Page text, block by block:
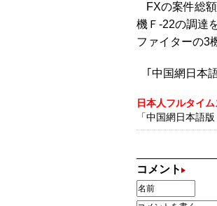
FXの案件総
機Ｆ-22の調達
ファイターの3
｢中国網日本
日本人フルタイ
「中国網日本語
コメント